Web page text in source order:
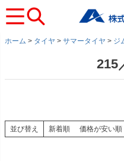
ホーム タイヤ サマータイヤ ジ
215
並び替え 新着順 価格が安い順